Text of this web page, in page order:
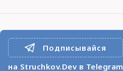
Подписывайся
на Struchkov.Dev в Telegram